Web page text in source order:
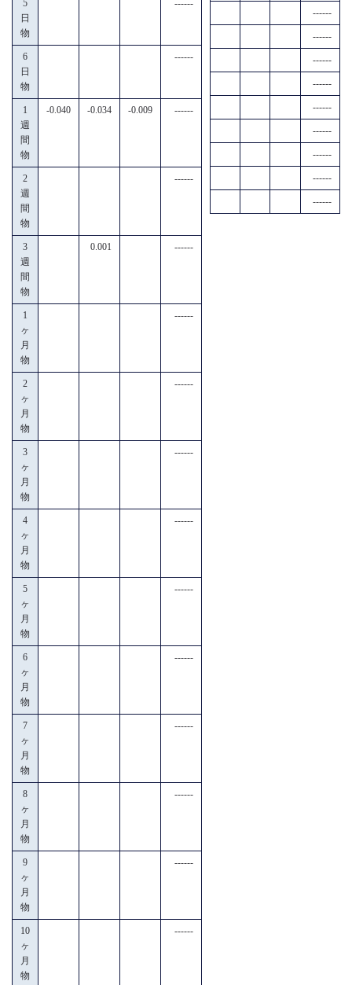
5
日
物
------
6
日
物
------
1
週
間
物
-0.040 -0.034 -0.009 ------
2
週
間
物
------
3
週
間
物
0.001 ------
1
ヶ
月
物
------
2
ヶ
月
物
------
3
ヶ
月
物
------
4
ヶ
月
物
------
5
ヶ
月
物
------
6
ヶ
月
物
------
7
ヶ
月
物
------
8
ヶ
月
物
------
9
ヶ
月
物
------
10
ヶ
月
物
------
------
------
------
------
------
------
------
------
------